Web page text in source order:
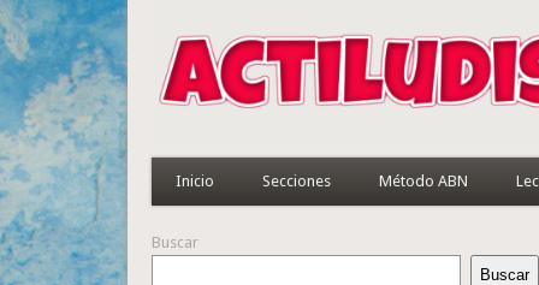
Inicio Secciones Método ABN
Buscar
Buscar